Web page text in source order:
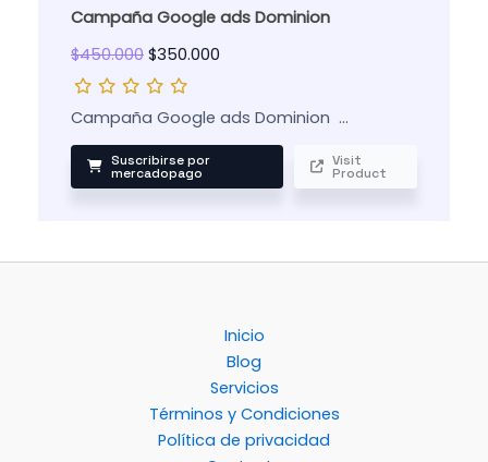
Campaña Google ads Dominion
$450.000 $350.000
Campaña Google ads Dominion …
Suscribirse por
mercadopago
Visit
Product
Inicio
Blog
Servicios
Términos y Condiciones
Política de privacidad